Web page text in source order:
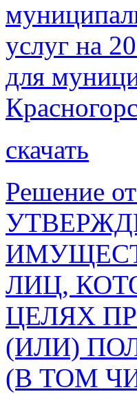
услуг на
для
скачать
Решение
ЛИЦ,
ЦЕЛЯХ
(ИЛИ)
(В ТОМ